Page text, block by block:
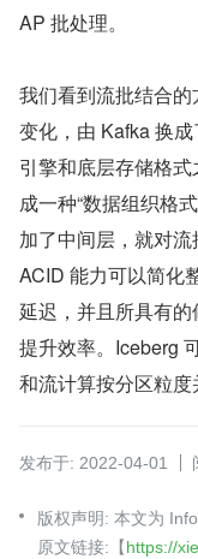
AP 批处理。
我们看到流批结合
变化，由 Kafka 换
引擎和底层存储格
成一种“数据组织格
加了中间层，就对
ACID 能力可以简化
延迟，并且所具有的
提升效率。Iceberg
和流计算按分区粒度
发布于: 2022-04-01
版权声明: 本文为
原文链接:【https://